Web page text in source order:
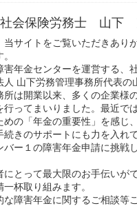
会保険労務士 山下
当サイトをご覧いただきあり
害年金センターを運営する、
人 山下労務管理事務所代表の
所は開業以来、多くの企業様
行ってまいりました。最近で
めの「年金の重要性」を感じ
続きのサポートにも力を入れ
バー１の障害年金申請に挑戦
にとって最大限のお手伝いが
一杯取り組みます。
な障害年金に関するご相談等